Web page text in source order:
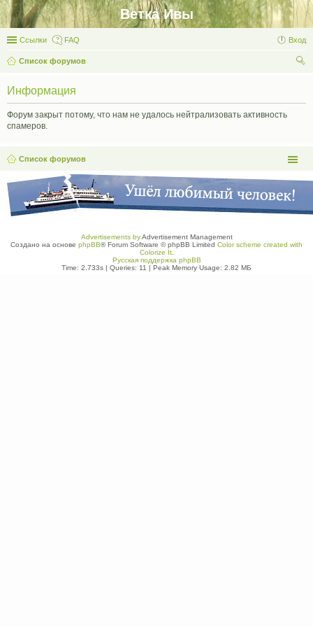
Ветка Ивы
Ссылки FAQ Вход
Список форумов
Информация
Форум закрыт потому, что нам не удалось нейтрализовать активность
спамеров.
Список форумов
Advertisements byAdvertisement Management
Создано на основе phpBB® Forum Software © phpBB Limited Color scheme created with
Colorize It.
Русская поддержка phpBB
Time: 2.733s | Queries: 11 | Peak Memory Usage: 2.82 МБ